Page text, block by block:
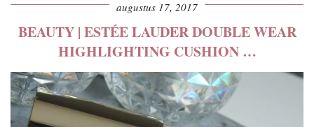
augustus 17, 2017
BEAUTY | ESTÉE LAUDER DOUBLE WEAR
HIGHLIGHTING CUSHION …